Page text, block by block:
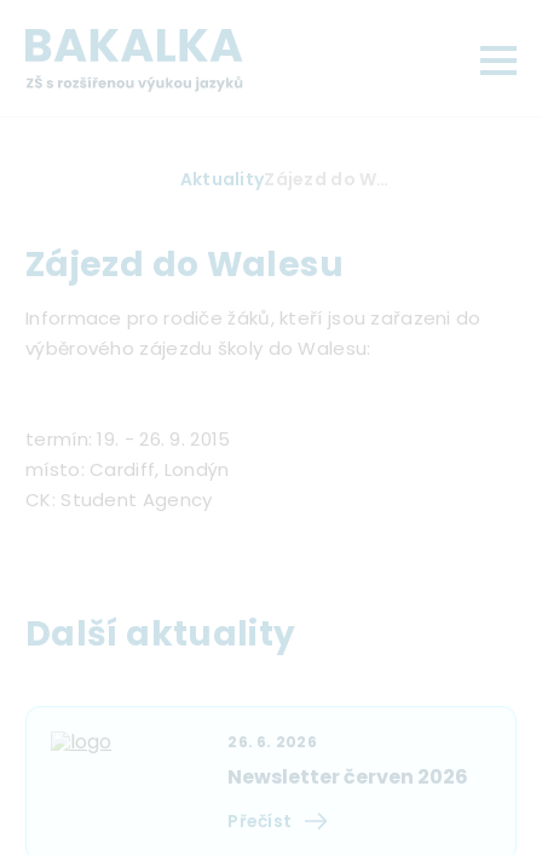
hlavnímu
obsahu
DrobečkováAktualityZájezd do Walesu
Zájezd do Walesu
Informace pro rodiče žáků, kteří jsou zařazeni do
výběrového zájezdu školy do Walesu:
termín: 19. - 26. 9. 2015
místo: Cardiff, Londýn
CK: Student Agency
Další aktuality
26. 6. 2026
Newsletter červen 2026
Přečíst